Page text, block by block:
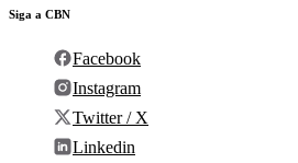
Siga a CBN
Facebook
Instagram
Twitter / X
Linkedin